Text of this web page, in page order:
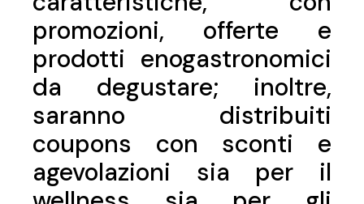
promozioni, offerte e
prodotti enogastronomici
da degustare; inoltre,
saranno distribuiti
coupons con sconti e
agevolazioni sia per il